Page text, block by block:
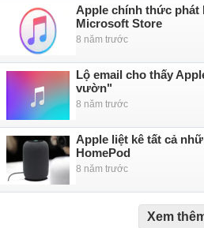
Apple chính thức phát
Microsoft Store
8 năm trước
Lộ email cho thấy
vườn"
8 năm trước
Apple liệt kê tất cả
HomePod
8 năm trước
Xem